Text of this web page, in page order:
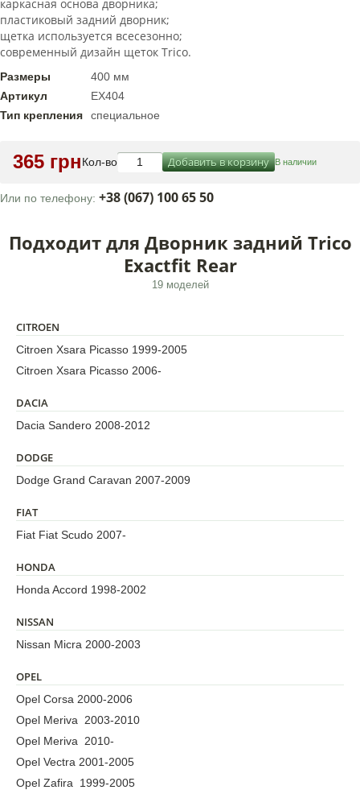
каркасная основа дворника;
пластиковый задний дворник;
щетка используется всесезонно;
современный дизайн щеток Trico.
Размеры
400 мм
Артикул
EX404
Тип крепления
специальное
365 грнКол-во Добавить в корзину В наличии
Или по телефону: +38 (067) 100 65 50
Подходит для Дворник задний Trico
Exactfit Rear
19 моделей
CITROEN
Citroen Xsara Picasso 1999-2005
Citroen Xsara Picasso 2006-
DACIA
Dacia Sandero 2008-2012
DODGE
Dodge Grand Caravan 2007-2009
FIAT
Fiat Fiat Scudo 2007-
HONDA
Honda Accord 1998-2002
NISSAN
Nissan Micra 2000-2003
OPEL
Opel Corsa 2000-2006
Opel Meriva 2003-2010
Opel Meriva 2010-
Opel Vectra 2001-2005
Opel Zafira 1999-2005